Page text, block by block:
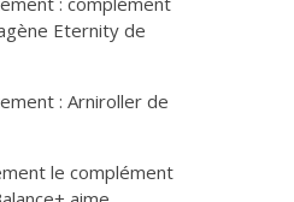
Eternity de
: Arniroller de
le complément